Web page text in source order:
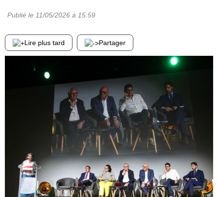
Publié le 11/05/2026 à 15:59
Lire plus tard Partager